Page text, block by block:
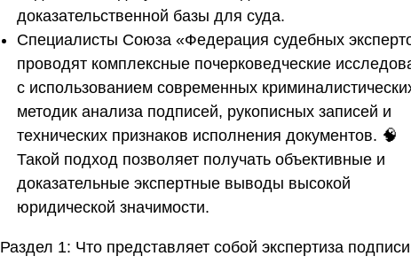
доказательственной базы для суда.
Специалисты Союза «Федерация судебных
проводят комплексные почерковедческие
с использованием современных
методик анализа подписей, рукописных записей и
технических признаков исполнения документов. 🧠
Такой подход позволяет получать объективные и
доказательные экспертные выводы высокой
юридической значимости.
Раздел 1: Что представляет собой экспертиза подписи